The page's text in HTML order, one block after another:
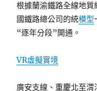
根據蘭渝鐵路全線地
國鐵路總公司的統模型
“逐年分段”開通。
VR虛擬實境
廣安支線、重慶北至